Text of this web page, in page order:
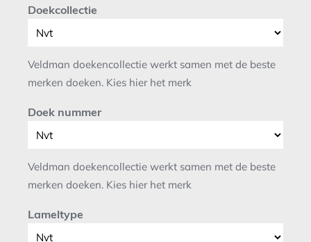
Doekcollectie
Veldman doekencollectie werkt samen met de beste
merken doeken. Kies hier het merk
Doek nummer
Veldman doekencollectie werkt samen met de beste
merken doeken. Kies hier het merk
Lameltype